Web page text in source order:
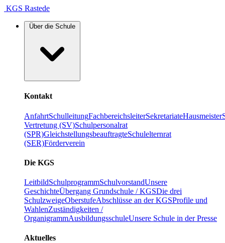
KGS Rastede
Über die Schule
Kontakt
AnfahrtSchulleitungFachbereichsleiterSekretariateHausmeister
Vertretung (SV)Schulpersonalrat
(SPR)GleichstellungsbeauftragteSchulelternrat
(SER)Förderverein
Die KGS
LeitbildSchulprogrammSchulvorstandUnsere
GeschichteÜbergang Grundschule / KGSDie drei
SchulzweigeOberstufeAbschlüsse an der KGSProfile und
WahlenZuständigkeiten /
OrganigrammAusbildungsschuleUnsere Schule in der Presse
Aktuelles